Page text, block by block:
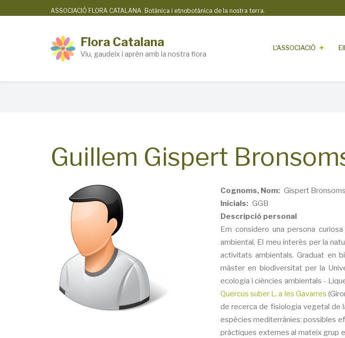
ASSOCIACIÓ FLORA CATALANA. Botànica i etnobotànica de la nostra terra.
Flora Catalana
Viu, gaudeix i aprèn amb la nostra flora
L'ASSOCIACIÓ
Guillem Gispert
Cognoms, Nom
Gispert
Inicials
GGB
Descripció personal
Em considero una persona
ambiental. El meu interès per la
activitats ambientals. Graduat en
màster en biodiversitat per la
ecologia i ciències ambientals -
Quercus suber L. a les Gavarres
de recerca de fisiologia vegetal de
espècies mediterrànies: possibles
pràctiques externes al mateix grup